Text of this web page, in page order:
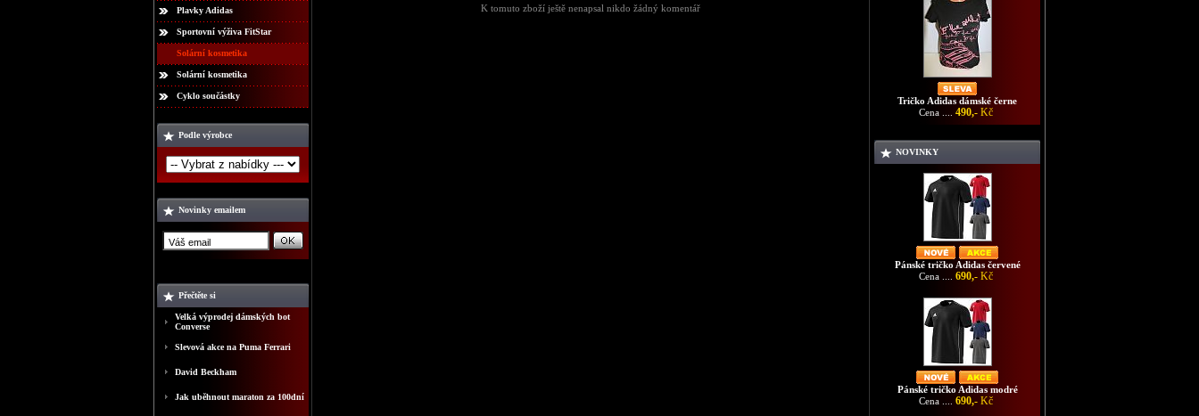
Plavky Adidas
Sportovní výživa FitStar
Solární kosmetika
Solární kosmetika
Cyklo součástky
Podle výrobce
Novinky emailem
Přečtěte si
Velká výprodej dámských bot
Converse
Slevová akce na Puma Ferrari
David Beckham
Jak uběhnout maraton za 100dní
K tomuto zboží ještě nenapsal nikdo žádný komentář
Tričko Adidas dámské černe
Cena .... 490,- Kč
NOVINKY
Pánské tričko Adidas červené
Cena .... 690,- Kč
Pánské tričko Adidas modré
Cena .... 690,- Kč